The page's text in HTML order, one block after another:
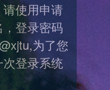
使用申请
登录密码
为了您
登录系统